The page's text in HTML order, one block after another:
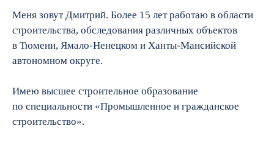
Меня зовут Дмитрий. Более 15 лет работаю в области
строительства, обследования различных объектов
в Тюмени, Ямало-Ненецком и Ханты-Мансийской
автономном округе.
Имею высшее строительное образование
по специальности «Промышленное и гражданское
строительство».